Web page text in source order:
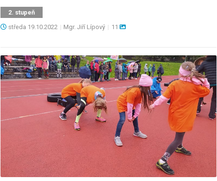
2. stupeň
středa 19.10.2022 | Mgr. Jiří Lípový | 11